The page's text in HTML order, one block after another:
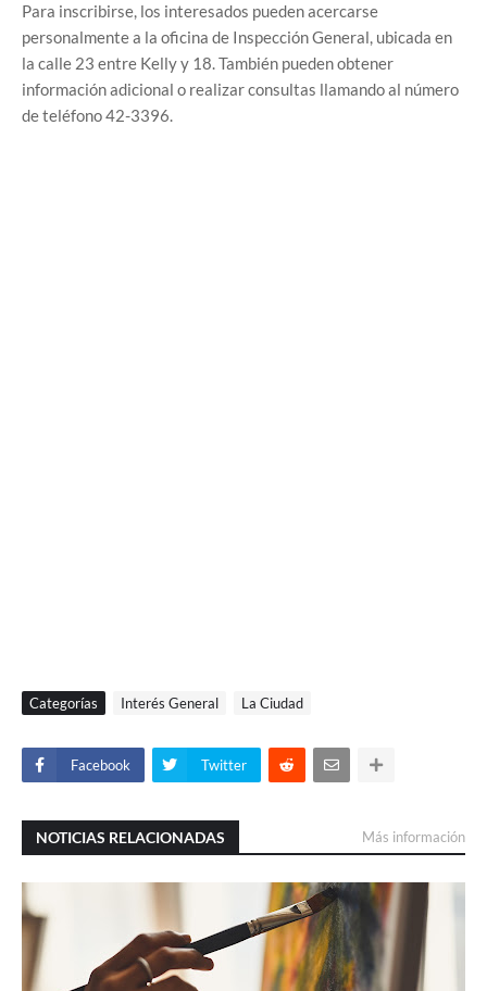
Para inscribirse, los interesados pueden acercarse
personalmente a la oficina de Inspección General, ubicada en
la calle 23 entre Kelly y 18. También pueden obtener
información adicional o realizar consultas llamando al número
de teléfono 42-3396.
Categorías Interés General La Ciudad
Facebook Twitter
NOTICIAS RELACIONADAS Más información